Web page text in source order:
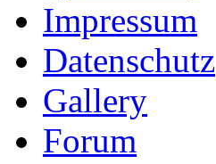
Impressum
Datenschutz
Gallery
Forum